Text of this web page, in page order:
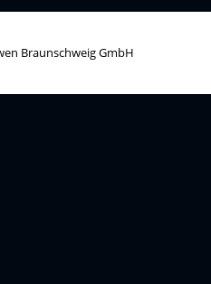
Braunschweig GmbH